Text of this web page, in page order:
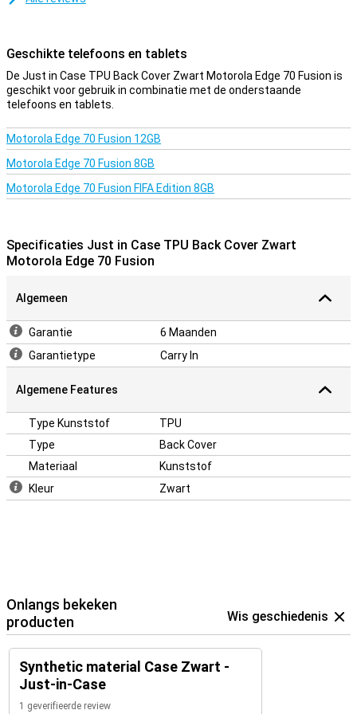
Geschikte telefoons en tablets
De Just in Case TPU Back Cover Zwart Motorola Edge 70 Fusion is
geschikt voor gebruik in combinatie met de onderstaande
telefoons en tablets.
Motorola Edge 70 Fusion 12GB
Motorola Edge 70 Fusion 8GB
Motorola Edge 70 Fusion FIFA Edition 8GB
Specificaties Just in Case TPU Back Cover Zwart
Motorola Edge 70 Fusion
Algemeen
Garantie
6 Maanden
Garantietype
Carry In
Algemene Features
Type Kunststof
TPU
Type
Back Cover
Materiaal
Kunststof
Kleur
Zwart
Onlangs bekeken
producten
Wis geschiedenis
Synthetic material Case Zwart -
Just-in-Case
1 geverifieerde review